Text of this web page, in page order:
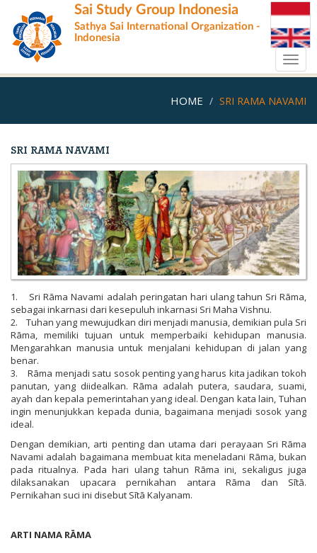
main
content
Sai Study Group Indonesia
Sathya Sai International Organization -
Indonesia
HOME SRI RAMA NAVAMI
SRI RAMA NAVAMI
1. Sri Rāma Navami adalah peringatan hari ulang tahun Sri Rāma,
sebagai inkarnasi dari kesepuluh inkarnasi Sri Maha Vishnu.
2. Tuhan yang mewujudkan diri menjadi manusia, demikian pula Sri
Rāma, memiliki tujuan untuk memperbaiki kehidupan manusia.
Mengarahkan manusia untuk menjalani kehidupan di jalan yang
benar.
3. Rāma menjadi satu sosok penting yang harus kita jadikan tokoh
panutan, yang diidealkan. Rāma adalah putera, saudara, suami,
ayah dan kepala pemerintahan yang ideal. Dengan kata lain, Tuhan
ingin menunjukkan kepada dunia, bagaimana menjadi sosok yang
ideal.
Dengan demikian, arti penting dan utama dari perayaan Sri Rāma
Navami adalah bagaimana membuat kita meneladani Rāma, bukan
pada ritualnya. Pada hari ulang tahun Rāma ini, sekaligus juga
dilaksanakan upacara pernikahan antara Rāma dan Sītā.
Pernikahan suci ini disebut Sītā Kalyanam.
ARTI NAMA RĀMA